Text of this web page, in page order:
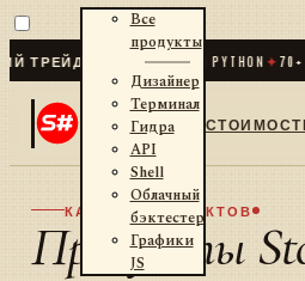
ДЛЯ .NET И PYTHON✦70+
Все
продукты
Дизайнер
Терминал
Гидра
API
Shell
Облачный
бэктестер
Графики
JS
КАТАЛОГ ПРОДУКТОВ
Продукты